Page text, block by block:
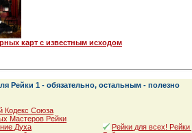
карт с известным исходом
Рейки 1 - обязательно, остальным - полезно
Кодекс Союза
Мастеров Рейки
Духа
Рейки для всех!